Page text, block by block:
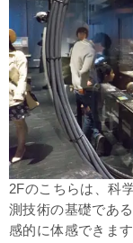
2Fのこちらは、科
測技術の基礎であ
感的に体感できま